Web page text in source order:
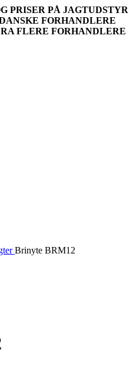
PRISER PÅ JAGTUDSTYR
FORHANDLERE
FLERE FORHANDLERE
Brinyte BRM12